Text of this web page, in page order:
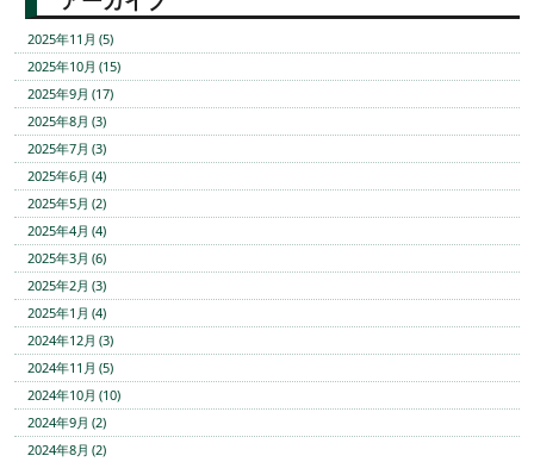
2025年11月 (5)
2025年10月 (15)
2025年9月 (17)
2025年8月 (3)
2025年7月 (3)
2025年6月 (4)
2025年5月 (2)
2025年4月 (4)
2025年3月 (6)
2025年2月 (3)
2025年1月 (4)
2024年12月 (3)
2024年11月 (5)
2024年10月 (10)
2024年9月 (2)
2024年8月 (2)